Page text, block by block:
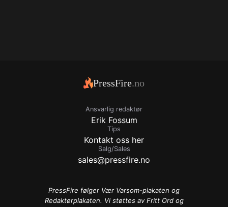
PressFire.no
Ansvarlig redaktør
Erik Fossum
Tips
Kontakt oss her
Salg/Sales
sales@pressfire.no
PressFire følger Vær Varsom-plakaten og
Redaktørplakaten. Vi støttes av Fritt Ord og